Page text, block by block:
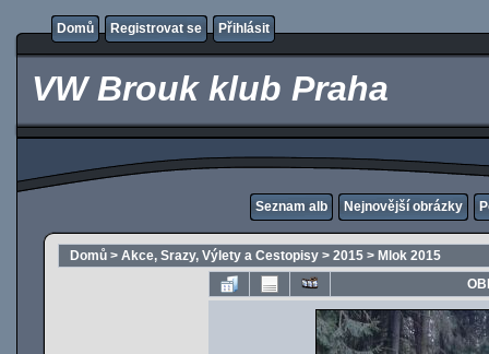
Domů Registrovat se Přihlásit
VW Brouk klub Praha
Seznam alb Nejnovější obrázky
Domů > Akce, Srazy, Výlety a Cestopisy > 2015 > Mlok 2015